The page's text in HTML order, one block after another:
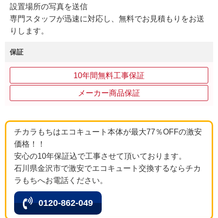
設置場所の写真を送信
専門スタッフが迅速に対応し、無料でお見積もりをお送
りします。
保証
10年間無料工事保証
メーカー商品保証
チカラもちはエコキュート本体が最大77％OFFの激安
価格！！
安心の10年保証込で工事させて頂いております。
石川県金沢市で激安でエコキュート交換するならチカ
ラもちへお電話ください。
0120-862-049